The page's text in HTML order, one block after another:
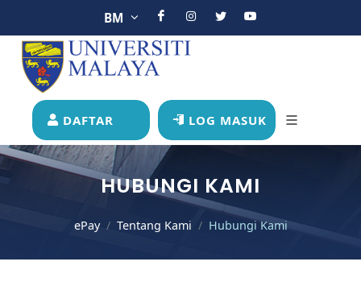
BM
DAFTAR LOG MASUK
HUBUNGI KAMI
ePay Tentang Kami Hubungi Kami